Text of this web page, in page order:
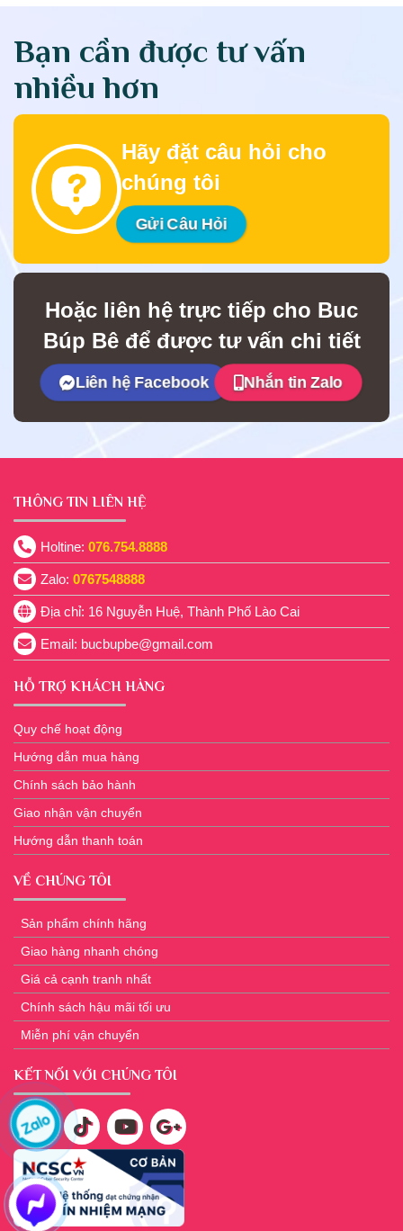
Bạn cần được tư vấn
nhiều hơn
Hãy đặt câu hỏi cho
chúng tôi
Gửi Câu Hỏi
Hoặc liên hệ trực tiếp cho Buc
Búp Bê để được tư vấn chi tiết
Liên hệ Facebook Nhắn tin Zalo
THÔNG TIN LIÊN HỆ
Holtine: 076.754.8888
Zalo: 0767548888
Địa chỉ: 16 Nguyễn Huệ, Thành Phố Lào Cai
Email: bucbupbe@gmail.com
HỖ TRỢ KHÁCH HÀNG
Quy chế hoạt động
Hướng dẫn mua hàng
Chính sách bảo hành
Giao nhận vận chuyển
Hướng dẫn thanh toán
VỀ CHÚNG TÔI
Sản phẩm chính hãng
Giao hàng nhanh chóng
Giá cả cạnh tranh nhất
Chính sách hậu mãi tối ưu
Miễn phí vận chuyển
KẾT NỐI VỚI CHÚNG TÔI